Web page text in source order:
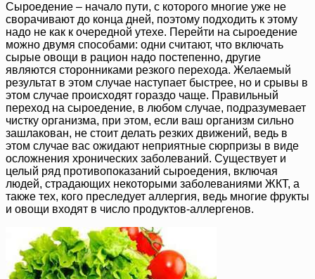
Сыроедение – начало пути, с которого многие уже не
сворачивают до конца дней, поэтому подходить к этому
надо не как к очередной утехе. Перейти на сыроедение
можно двумя способами: одни считают, что включать
сырые овощи в рацион надо постепенно, другие
являются сторонниками резкого перехода. Желаемый
результат в этом случае наступает быстрее, но и срывы в
этом случае происходят гораздо чаще. Правильный
переход на сыроедение, в любом случае, подразумевает
чистку организма, при этом, если ваш организм сильно
зашлакован, не стоит делать резких движений, ведь в
этом случае вас ожидают неприятные сюрпризы в виде
осложнения хронических заболеваний. Существует и
целый ряд противопоказаний сыроедения, включая
людей, страдающих некоторыми заболеваниями ЖКТ, а
также тех, кого преследует аллергия, ведь многие фрукты
и овощи входят в число продуктов-аллергенов.